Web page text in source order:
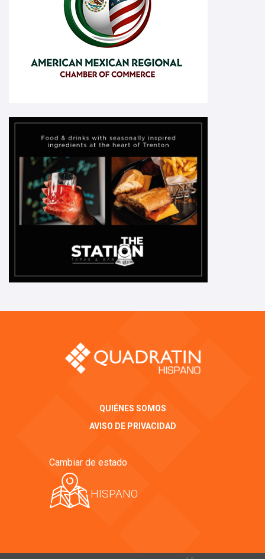
QUIÉNES SOMOS
AVISO DE PRIVACIDAD
Cambiar de estado
HISPANO